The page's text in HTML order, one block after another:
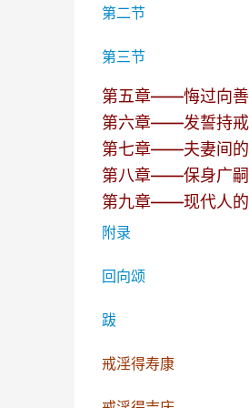
第二节
第三节
第五章——悔过向善
第六章——发誓持戒
第七章——夫妻间的
第八章——保身广嗣
第九章——现代人的
附录
回向颂
跋
戒淫得寿康